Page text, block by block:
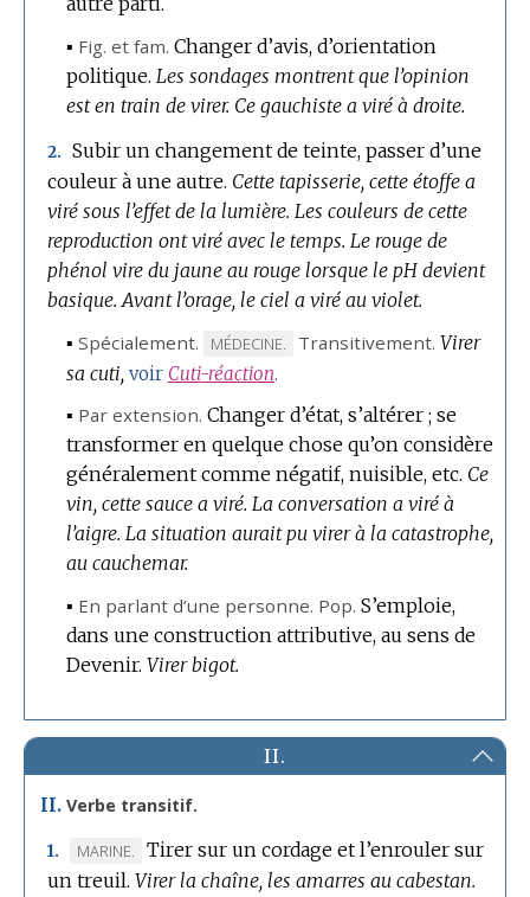
▪ Fig. et fam. Changer d’avis, d’orientation
politique. Les sondages montrent que l’opinion
est en train de virer. Ce gauchiste a viré à droite.
2. Subir un changement de teinte, passer d’une
couleur à une autre. Cette tapisserie, cette étoffe a
viré sous l’effet de la lumière. Les couleurs de cette
reproduction ont viré avec le temps. Le rouge de
phénol vire du jaune au rouge lorsque le pH devient
basique. Avant l’orage, le ciel a viré au violet.
▪ Spécialement.
MARQUE
DE
MÉDECINE. Transitivement. Virer
sa cuti, voir Cuti-réaction.
▪ Par extension. Changer d’état, s’altérer ; se
transformer en quelque chose qu’on considère
généralement comme négatif, nuisible, etc. Ce
vin, cette sauce a viré. La conversation a viré à
l’aigre. La situation aurait pu virer à la catastrophe,
au cauchemar.
▪ En parlant d’une personne. Pop. S’emploie,
dans une construction attributive, au sens de
Devenir. Virer bigot.
II.
II. Verbe transitif.
1.
MARQUE
DE
MARINE.
Tirer sur un cordage et l’enrouler sur
un treuil. Virer la chaîne, les amarres au cabestan.